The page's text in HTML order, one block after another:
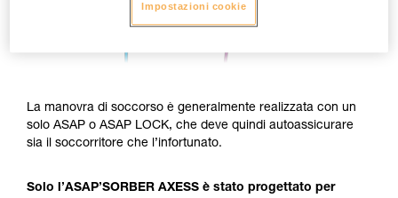
La manovra di soccorso è generalmente realizzata con un
solo ASAP o ASAP LOCK, che deve quindi autoassicurare
sia il soccorritore che l’infortunato.
Solo l’ASAP’SORBER AXESS è stato progettato per
Impostazioni cookie